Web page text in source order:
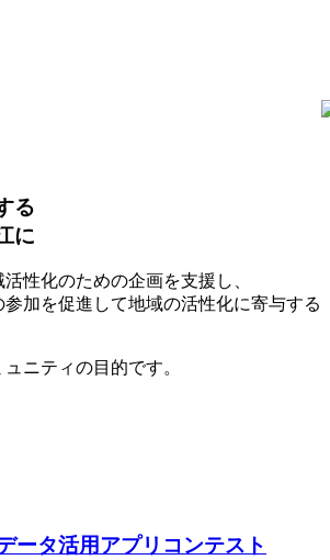
る
に
性化のための企画を支援し、
加を促進して地域の活性化に寄与する
ニティの目的です。
ータ活用アプリコンテスト